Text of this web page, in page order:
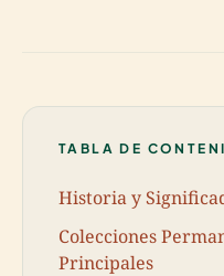
TABLA DE
Historia y
Colecciones
Principales